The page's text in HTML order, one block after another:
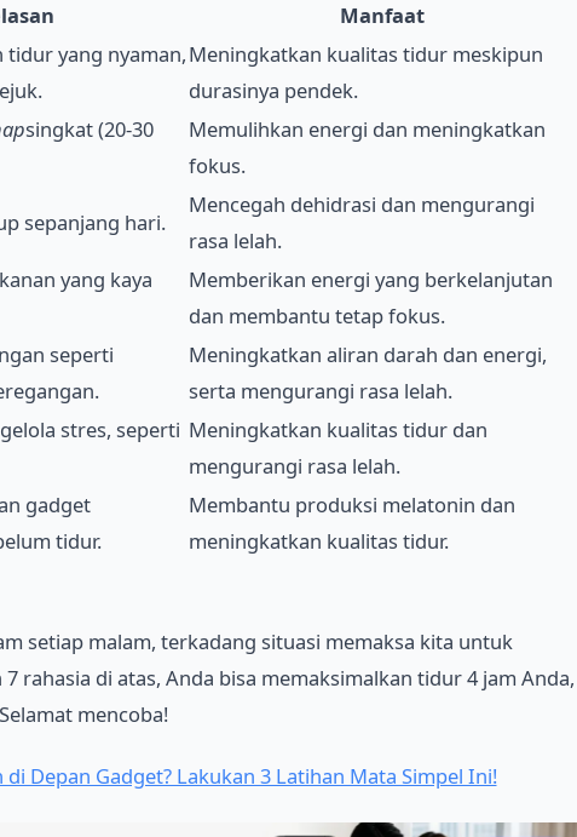
Manfaat
yang nyaman,Meningkatkan kualitas tidur meskipun
durasinya pendek.
singkat (20-30
Memulihkan energi dan meningkatkan
fokus.
sepanjang hari.
Mencegah dehidrasi dan mengurangi
rasa lelah.
yang kaya
Memberikan energi yang berkelanjutan
dan membantu tetap fokus.
seperti
Meningkatkan aliran darah dan energi,
serta mengurangi rasa lelah.
stres, seperti Meningkatkan kualitas tidur dan
mengurangi rasa lelah.
gadget
tidur.
Membantu produksi melatonin dan
meningkatkan kualitas tidur.
setiap malam, terkadang situasi memaksa kita untuk
rahasia di atas, Anda bisa memaksimalkan tidur 4 jam Anda,
mencoba!
di Depan Gadget? Lakukan 3 Latihan Mata Simpel Ini!